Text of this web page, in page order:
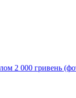
2 000 гривень